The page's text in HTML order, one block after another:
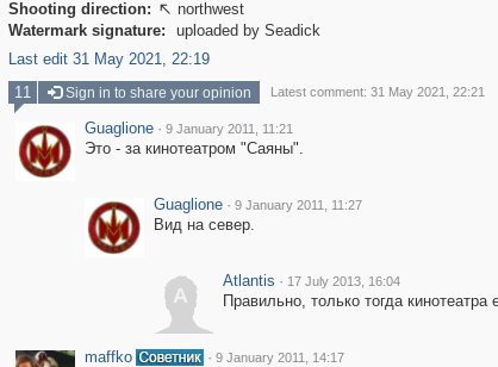
Shooting direction:  northwest
Watermark signature:
uploaded by Seadick
Last edit 31 May 2021, 22:19
11 Sign in to share your opinion Latest comment: 31 May 2021, 22:21
Guaglione · 9 January 2011, 11:21
Это - за кинотеатром "Саяны".
Guaglione · 9 January 2011, 11:27
Вид на север.
A
Atlantis · 17 July 2013, 16:04
Правильно, только тогда
maffko · 9 January 2011, 14:17